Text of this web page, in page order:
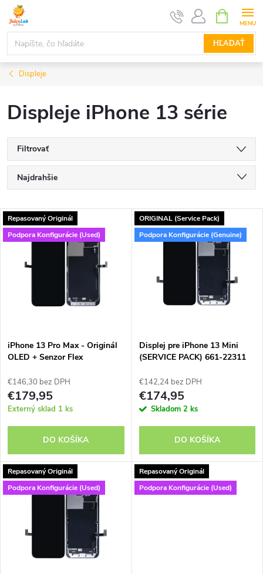
Prejsť
obsah
HĽADAŤ
KOŠÍK
Displeje
Displeje iPhone 13 série
Filtrovať
R
a
d
e
p
r
d
u
Najdrahšie
Najpredávanejšie
V
ý
s
p
r
o
d
u
Repasovaný Originál
Podpora Konfigurácie (Used)
iPhone 13 Pro Max - Originál
OLED + Senzor Flex
€146,30 bez DPH
€179,95
Externý sklad 1 ks
DO KOŠÍKA
ORIGINAL (Service Pack)
Podpora Konfigurácie (Genuine)
Displej pre iPhone 13 Mini
(SERVICE PACK) 661-22311
€142,24 bez DPH
€174,95
Skladom 2 ks
DO KOŠÍKA
Repasovaný Originál
Podpora Konfigurácie (Used)
Repasovaný Originál
Podpora Konfigurácie (Used)